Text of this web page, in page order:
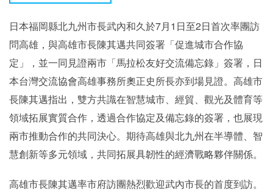
日本福岡縣北九州市長武內和久於7月1日至2日首次率團訪
問高雄，與高雄市長陳其邁共同簽署「促進城市合作協
定」，並一同見證兩市「馬拉松友好交流備忘錄」簽署，日
本台灣交流協會高雄事務所奧正史所長亦到場見證。高雄市
長陳其邁指出，雙方共識在智慧城市、經貿、觀光及體育等
領域拓展實質合作，透過合作協定及備忘錄的簽署，也展現
兩市推動合作的共同決心。期待高雄與北九州在半導體、智
慧創新等多元領域，共同拓展具韌性的經濟戰略夥伴關係。
高雄市長陳其邁率市府訪團熱烈歡迎武內市長的首度到訪。